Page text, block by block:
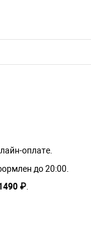
оплате.
до 20:00.
₽